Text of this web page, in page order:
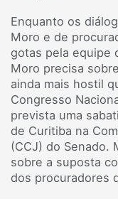
Enquanto os
Moro e de
gotas pela equipe
Moro precisa
ainda mais hostil
Congresso
prevista uma
de Curitiba na
(CCJ) do Senado.
sobre a suposta
dos procuradores